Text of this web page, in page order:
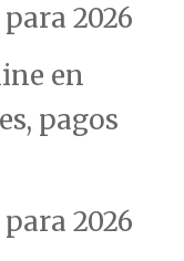
2026
en
pagos
2026